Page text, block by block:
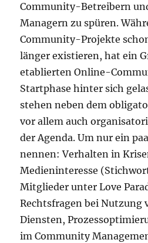
Community-Betreibern
Managern zu spüren.
Community-Projekte
länger existieren, hat ein
etablierten Online-
Startphase hinter sich
stehen neben dem
vor allem auch
der Agenda. Um nur ein
nennen: Verhalten in
Medieninteresse
Mitglieder unter Love
Rechtsfragen bei Nutzung
Diensten,
im Community